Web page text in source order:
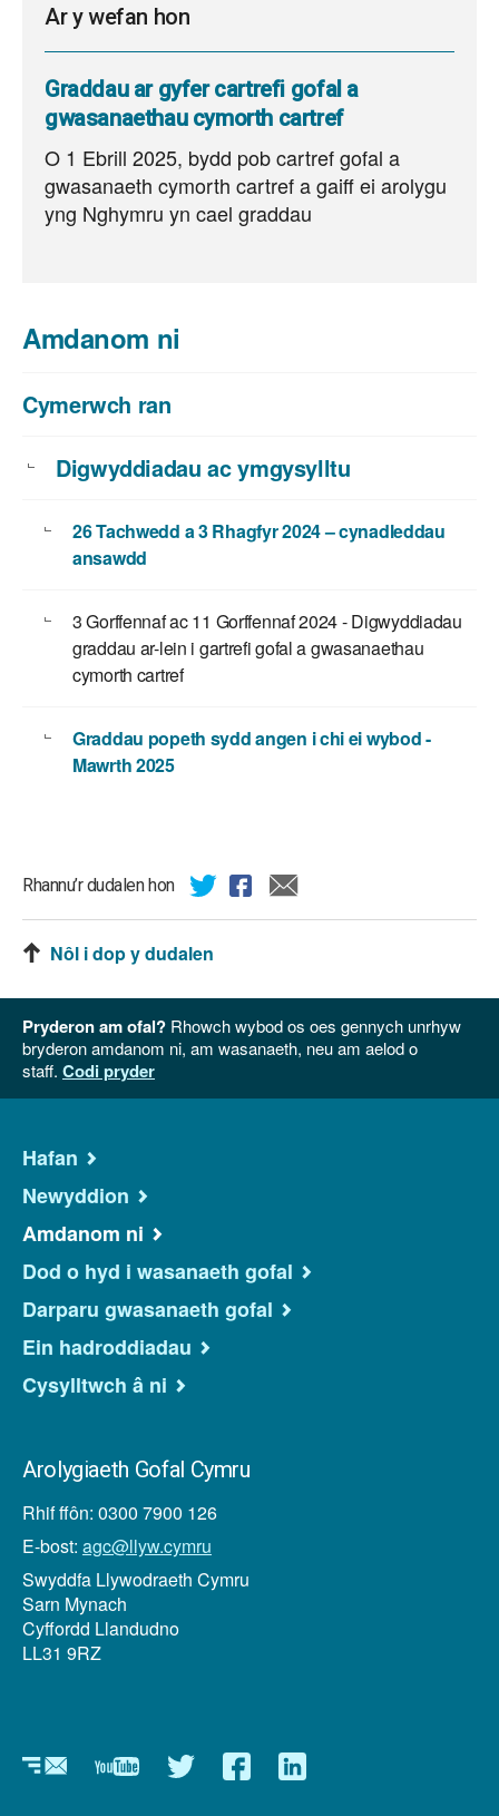
Ar y wefan hon
Graddau ar gyfer cartrefi gofal a
gwasanaethau cymorth cartref
O 1 Ebrill 2025, bydd pob cartref gofal a
gwasanaeth cymorth cartref a gaiff ei arolygu
yng Nghymru yn cael graddau
Amdanom ni
Cymerwch ran
Digwyddiadau ac ymgysylltu
26 Tachwedd a 3 Rhagfyr 2024 – cynadleddau
ansawdd
3 Gorffennaf ac 11 Gorffennaf 2024 - Digwyddiadau
graddau ar-lein i gartrefi gofal a gwasanaethau
cymorth cartref
Graddau popeth sydd angen i chi ei wybod -
Mawrth 2025
Rhannu’r dudalen hon
Nôl i dop y dudalen
Pryderon am ofal? Rhowch wybod os oes gennych unrhyw
bryderon amdanom ni, am wasanaeth, neu am aelod o
staff. Codi pryder
Hafan
Newyddion
Amdanom ni
Dod o hyd i wasanaeth gofal
Darparu gwasanaeth gofal
Ein hadroddiadau
Cysylltwch â ni
Arolygiaeth Gofal Cymru
Rhif ffôn: 0300 7900 126
E-bost: agc@llyw.cymru
Swyddfa Llywodraeth Cymru
Sarn Mynach
Cyffordd Llandudno
LL31 9RZ
Newyddlenni
YouTubeTwitterFacebookLinkedin